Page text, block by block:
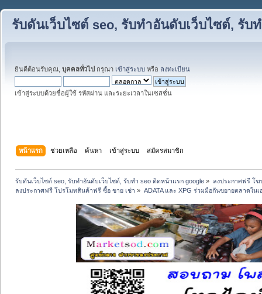
รับดันเว็บไซต์ seo, รับทำอันดับเว็บไซต์, รับ
ยินดีต้อนรับคุณ, บุคคลทั่วไป กรุณา เข้าสู่ระบบ หรือ ลงทะเบียน
เข้าสู่ระบบด้วยชื่อผู้ใช้ รหัสผ่าน และระยะเวลาในเซสชั่น
หน้าแรก ช่วยเหลือ ค้นหา เข้าสู่ระบบ สมัครสมาชิก
รับดันเว็บไซต์ seo, รับทำอันดับเว็บไซต์, รับทำ seo ติดหน้าแรก google » ลงประกาศฟรี โ
ลงประกาศฟรี โปรโมทสินค้าฟรี ซื้อ ขาย เช่า » ADATA และ XPG ร่วมมือกันขยายตลาดใน